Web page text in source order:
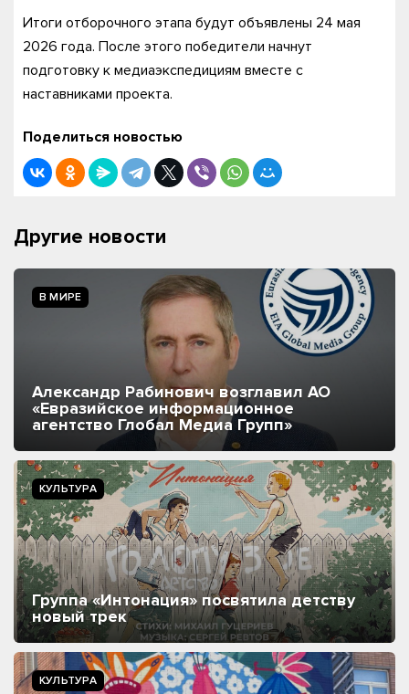
Итоги отборочного этапа будут объявлены 24 мая
2026 года. После этого победители начнут
подготовку к медиаэкспедициям вместе с
наставниками проекта.
Поделиться новостью
Другие новости
В МИРЕ
Александр Рабинович возглавил АО
«Евразийское информационное
агентство Глобал Медиа Групп»
КУЛЬТУРА
Группа «Интонация» посвятила детству
новый трек
КУЛЬТУРА